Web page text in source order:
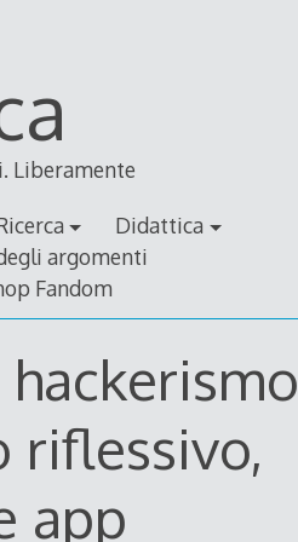
Liberamente
Didattica
argomenti
Fandom
riflessivo,
app